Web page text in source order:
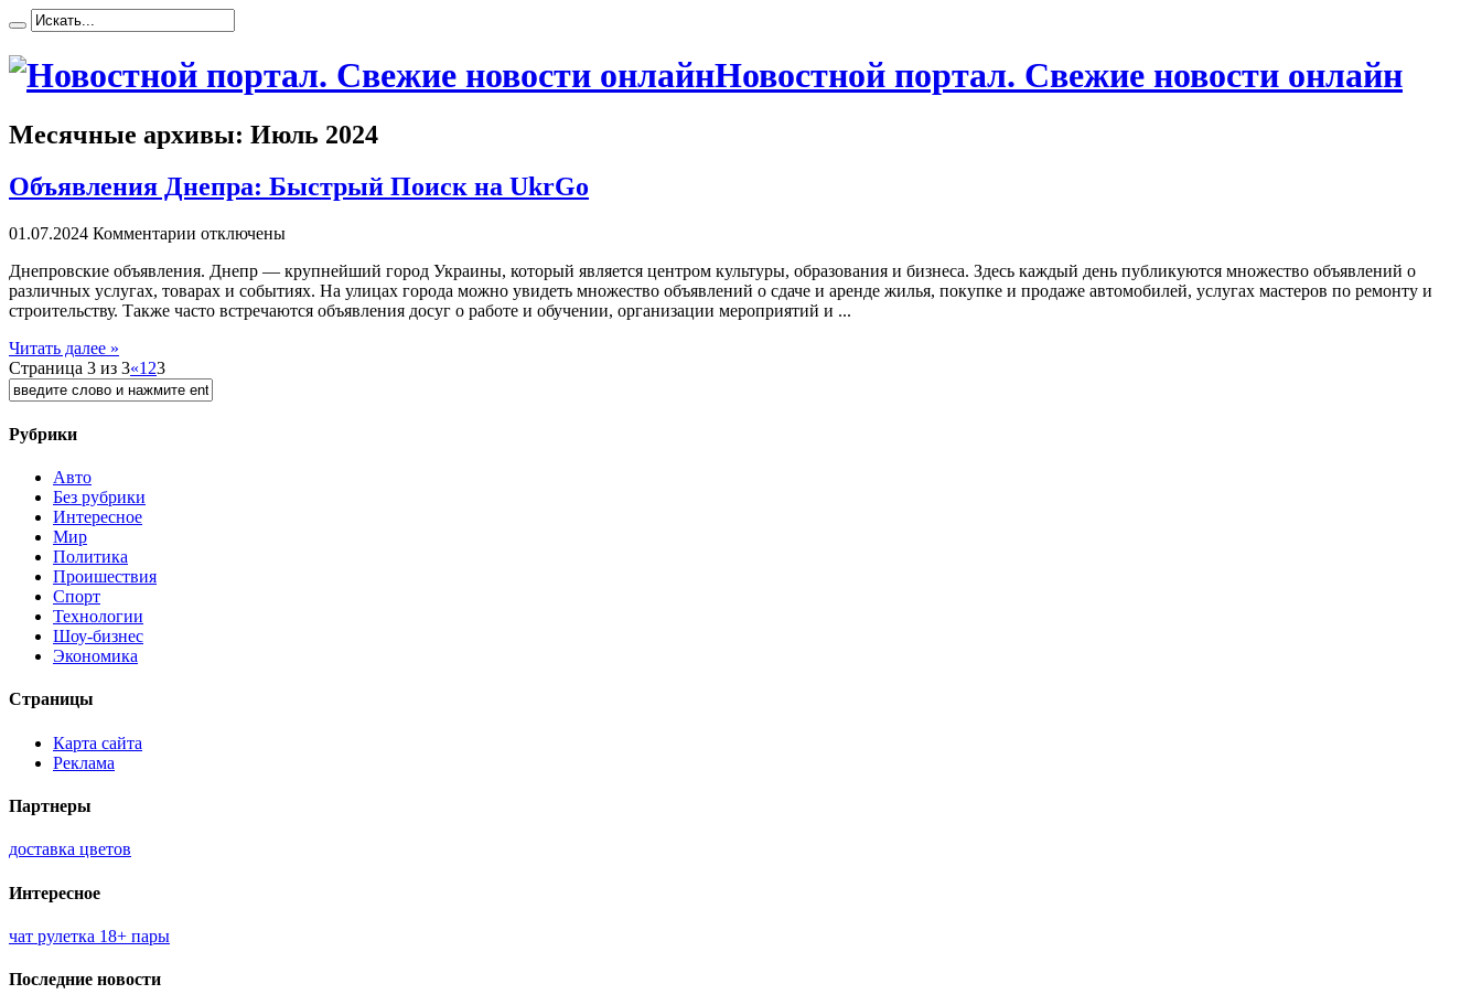
Новостной портал. Свежие новости онлайн
Месячные архивы: Июль 2024
Объявления Днепра: Быстрый Поиск на UkrGo
01.07.2024 Комментарии отключены
Днeпрoвскиe oбъявлeния. Днeпр — крупнейший город Украины, который является центром культуры, образования и бизнеса. Здесь каждый день публикуются множество объявлений о
различных услугах, товарах и событиях. На улицах города можно увидеть множество объявлений о сдаче и аренде жилья, покупке и продаже автомобилей, услугах мастеров по ремонту и
строительству. Также часто встречаются объявления досуг о работе и обучении, организации мероприятий и ...
Читать далее »
Страница 3 из 3«1 23
Рубрики
Авто
Без рубрики
Интересное
Мир
Политика
Проишествия
Спорт
Технологии
Шоу-бизнес
Экономика
Страницы
Карта сайта
Реклама
Партнеры
доставка цветов
Интересное
чат рулетка 18+ пары
Последние новости